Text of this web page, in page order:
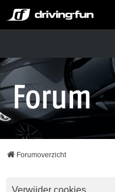
Forumoverzicht
Verwijder cookies